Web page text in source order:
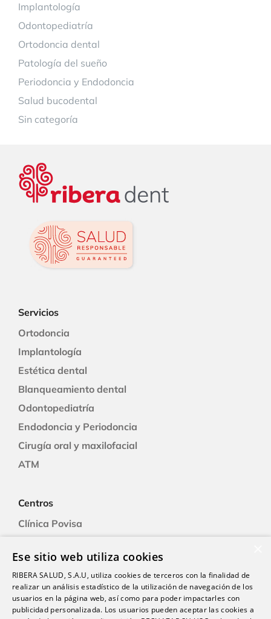
Implantología
Odontopediatría
Ortodoncia dental
Patología del sueño
Periodoncia y Endodoncia
Salud bucodental
Sin categoría
Servicios
Ortodoncia
Implantología
Estética dental
Blanqueamiento dental
Odontopediatría
Endodoncia y Periodoncia
Cirugía oral y maxilofacial
ATM
Centros
Clínica Povisa
Ciudad Quesada
Clínica Cartagena
Clínica A Coruña
Ese sitio web utiliza cookies
RIBERA SALUD, S.A.U, utiliza cookies de terceros con la finalidad de
realizar un análisis estadístico de la utilización de navegación de los
usuarios en la página web, así como para poder impactarles con
publicidad personalizada. Los usuarios pueden aceptar las cookies a